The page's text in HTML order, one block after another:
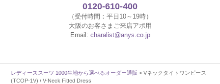
0120-610-400
（受付時間：平日10～19時）
大阪のお客さまご来店アポ用
Email: charalist@anys.co.jp
レディーススーツ 1000生地から選べるオーダー通販 > Vネックタイトワンピース
(TCOP-1V) / V-Neck Fitted Dress